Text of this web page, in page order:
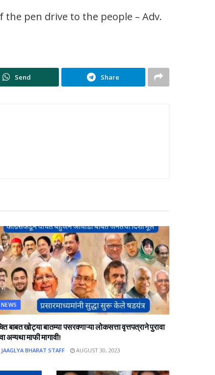
pen drive to the people – Adv.
Send Share
NEWS
बाबत खोट्या बातम्या पसरवणाऱ्या लोकसत्ता वृत्तपत्राने पुरावा
अन्यथा माफी मागावी!
JAAGLYA BHARAT STAFF AUGUST 30, 2023